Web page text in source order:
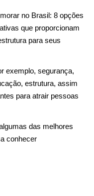
no Brasil: 8 opções
que proporcionam
para seus
exemplo, segurança,
estrutura, assim
para atrair pessoas
das melhores
conhecer